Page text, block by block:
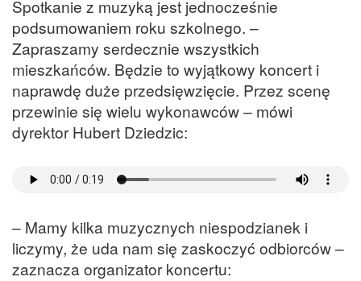
Spotkanie z muzyką jest jednocześnie
podsumowaniem roku szkolnego. –
Zapraszamy serdecznie wszystkich
mieszkańców. Będzie to wyjątkowy koncert i
naprawdę duże przedsięwzięcie. Przez scenę
przewinie się wielu wykonawców – mówi
dyrektor Hubert Dziedzic:
– Mamy kilka muzycznych niespodzianek i
liczymy, że uda nam się zaskoczyć odbiorców –
zaznacza organizator koncertu: